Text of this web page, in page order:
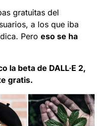
gratuitas del
a los que iba
Pero eso se ha
la beta de DALL·E 2,
gratis.